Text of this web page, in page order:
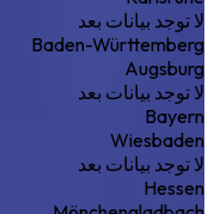
لا توجد بيانات بعد
Baden-Württemberg
Augsburg
لا توجد بيانات بعد
Bayern
Wiesbaden
لا توجد بيانات بعد
Hessen